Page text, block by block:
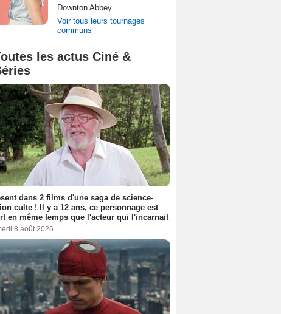
Downton Abbey
Voir tous leurs tournages
communs
les actus Ciné &
dans 2 films d'une saga de science-
culte ! Il y a 12 ans, ce personnage est
en même temps que l'acteur qui l'incarnait
8 août 2026